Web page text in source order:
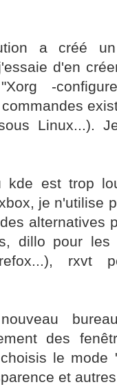
a créé
d'en
"Xorg -
Linux...).
kde est trop
je n'utilise
alternatives
dillo pour les
rxvt
des
le mode
et